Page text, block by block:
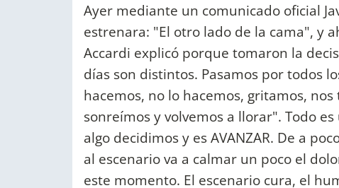
Ayer mediante un comunicado oficial
estrenara: "El otro lado de la cama", y
Accardi explicó porque tomaron la
días son distintos. Pasamos por todos
hacemos, no lo hacemos, gritamos,
sonreímos y volvemos a llorar". Todo
algo decidimos y es AVANZAR. De a
al escenario va a calmar un poco el
este momento. El escenario cura, el